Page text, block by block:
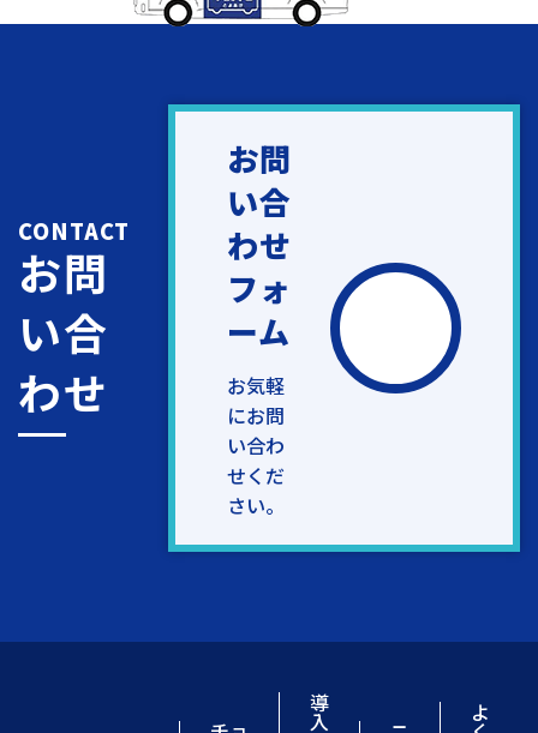
CONTACT
お問
い合
わせ
お問
い合
わせ
フォ
ーム
お気軽
にお問
い合わ
せくだ
さい。
導
入 よ